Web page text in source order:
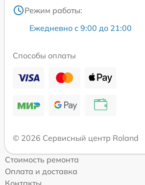
Режим работы:
Ежедневно с 9:00 до 21:00
Способы оплаты
© 2026 Сервисный центр Roland
Стоимость ремонта
Оплата и доставка
Контакты